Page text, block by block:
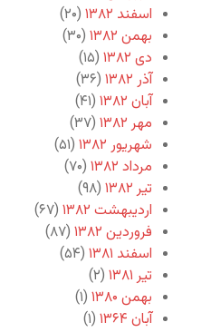
اسفند ۱۳۸۲
(۲۰)
بهمن ۱۳۸۲
(۳۰)
دی ۱۳۸۲
(۱۵)
آذر ۱۳۸۲
(۳۶)
آبان ۱۳۸۲
(۴۱)
مهر ۱۳۸۲
(۳۷)
شهریور ۱۳۸۲
(۵۱)
مرداد ۱۳۸۲
(۷۰)
تیر ۱۳۸۲
(۹۸)
اردیبهشت ۱۳۸۲
(۶۷)
فروردین ۱۳۸۲
(۸۷)
اسفند ۱۳۸۱
(۵۴)
تیر ۱۳۸۱
(۲)
بهمن ۱۳۸۰
(۱)
آبان ۱۳۶۴
(۱)